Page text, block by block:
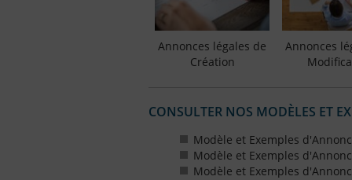
Annonces légales de
Création
Annonces
CONSULTER NOS MODÈLES ET
Modèle et Exemples
Modèle et Exemples
Modèle et Exemples